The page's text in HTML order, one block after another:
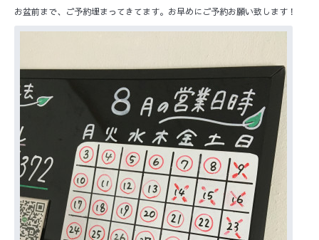
お盆前まで、ご予約埋まってきてます。お早めにご予約お願い致します！